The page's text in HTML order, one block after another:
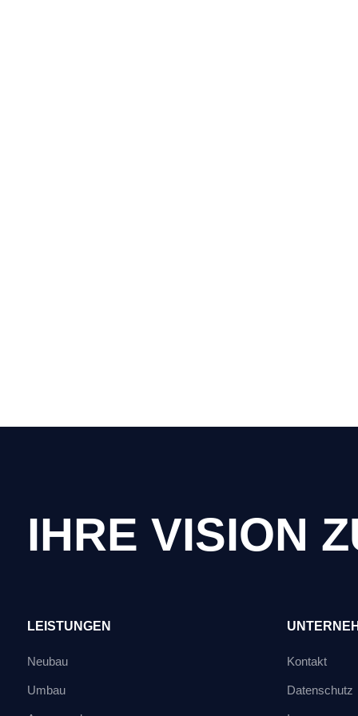
IHRE VISION
LEISTUNGEN
Neubau
Umbau
Kontakt
Datenschutz